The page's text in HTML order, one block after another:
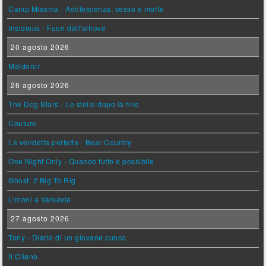
Camp Miasma - Adolescenza, sesso e morte
Insidious - Fuori dall'altrove
20 agosto 2026
Maldoror
26 agosto 2026
The Dog Stars - Le stelle dopo la fine
Couture
La vendetta perfetta - Bear Country
One Night Only - Quando tutto è possibile
Ghost: 2 Big To Rig
Limoni a Varsavia
27 agosto 2026
Tony - Diario di un giovane cuoco
Il Cileno